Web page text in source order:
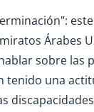
Árabes
sobre las
tenido una